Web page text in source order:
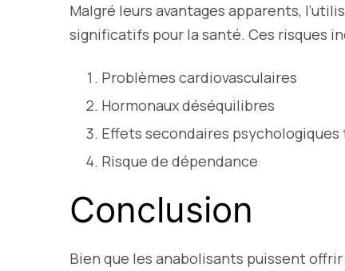
Malgré leurs avantages apparents,
significatifs pour la santé. Ces risques
Problèmes cardiovasculaires
Hormonaux déséquilibres
Effets secondaires psychologiques
Risque de dépendance
Conclusion
Bien que les anabolisants puissent